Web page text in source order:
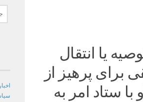
یا انتقال
برای پرهیز از
ستاد امر به